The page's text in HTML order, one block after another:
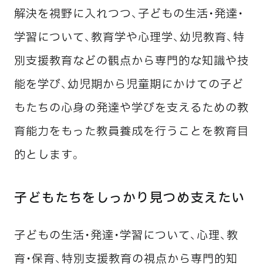
解決を視野に入れつつ、子どもの生活・発達・
学習について、教育学や心理学、幼児教育、特
別支援教育などの観点から専門的な知識や技
能を学び、幼児期から児童期にかけての子ど
もたちの心身の発達や学びを支えるための教
育能力をもった教員養成を行うことを教育目
的とします。
子どもたちをしっかり見つめ支えたい
子どもの生活・発達・学習について、心理、教
育・保育、特別支援教育の視点から専門的知